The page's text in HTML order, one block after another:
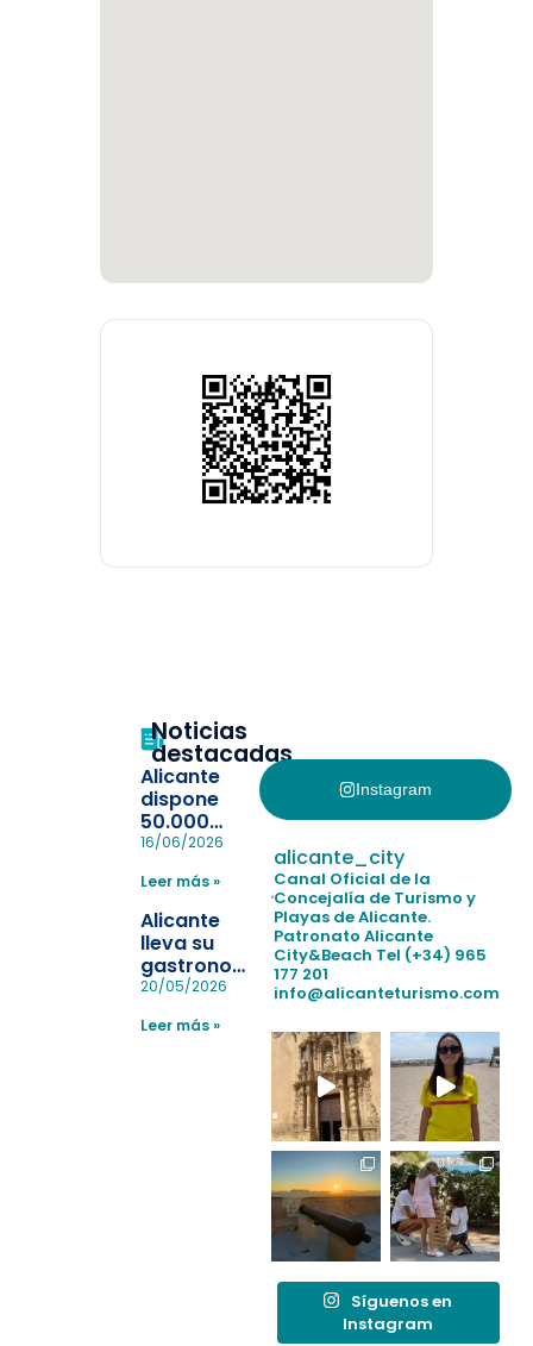
Noticias
destacadas
Alicante
dispone
50.000
pulseras
la
pérdida de niños
en las
playas y
realiza con
éxito un
simulacro de socorrismo
16/06/2026
Leer más »
Alicante
lleva su
gastronomía
a Madrid
reforzar el
20/05/2026
Leer más »
Instagram
alicante_city
Canal Oficial de la
Concejalía de Turismo y
Playas de Alicante.
Patronato Alicante
City&Beach Tel (+34) 965
177 201
info@alicanteturismo.com
Síguenos en
Instagram